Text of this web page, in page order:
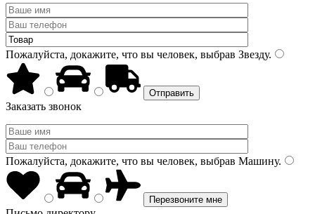
Пожалуйста, докажите, что вы человек, выбрав Звезду.
Заказать звонок
Пожалуйста, докажите, что вы человек, выбрав Машину.